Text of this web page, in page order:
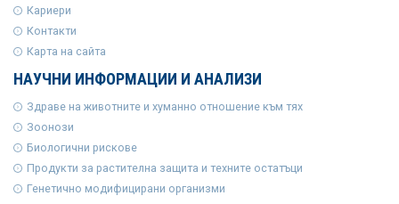
Кариери
Контакти
Карта на сайта
НАУЧНИ ИНФОРМАЦИИ И АНАЛИЗИ
Здраве на животните и хуманно отношение към тях
Зоонози
Биологични рискове
Продукти за растителна защита и техните остатъци
Генетично модифицирани организми